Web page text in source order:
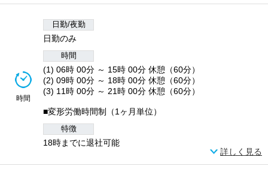
時間
日勤/夜勤
日勤のみ
時間
(1) 06時 00分 ～ 15時 00分 休憩（60分）
(2) 09時 00分 ～ 18時 00分 休憩（60分）
(3) 11時 00分 ～ 21時 00分 休憩（60分）
■変形労働時間制（1ヶ月単位）
特徴
18時までに退社可能
詳しく見る